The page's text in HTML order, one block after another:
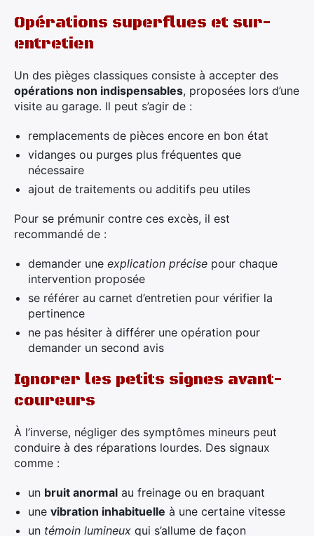
Opérations superflues et sur-
entretien
Un des pièges classiques consiste à accepter des
opérations non indispensables, proposées lors d’une
visite au garage. Il peut s’agir de :
remplacements de pièces encore en bon état
vidanges ou purges plus fréquentes que
nécessaire
ajout de traitements ou additifs peu utiles
Pour se prémunir contre ces excès, il est
recommandé de :
demander une explication précise pour chaque
intervention proposée
se référer au carnet d’entretien pour vérifier la
pertinence
ne pas hésiter à différer une opération pour
demander un second avis
Ignorer les petits signes avant-
coureurs
À l’inverse, négliger des symptômes mineurs peut
conduire à des réparations lourdes. Des signaux
comme :
un bruit anormal au freinage ou en braquant
une vibration inhabituelle à une certaine vitesse
un témoin lumineux qui s’allume de façon